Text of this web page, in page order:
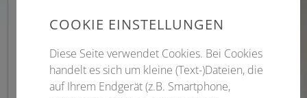
COOKIE EINSTELLUNGEN
Diese Seite verwendet Cookies. Bei Cookies
handelt es sich um kleine (Text-)Dateien, die
auf Ihrem Endgerät (z.B. Smartphone,